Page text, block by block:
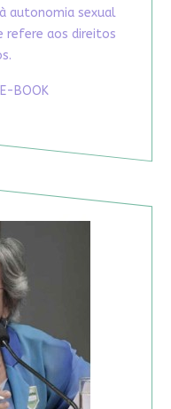
autonomia sexual
refere aos direitos
E-BOOK